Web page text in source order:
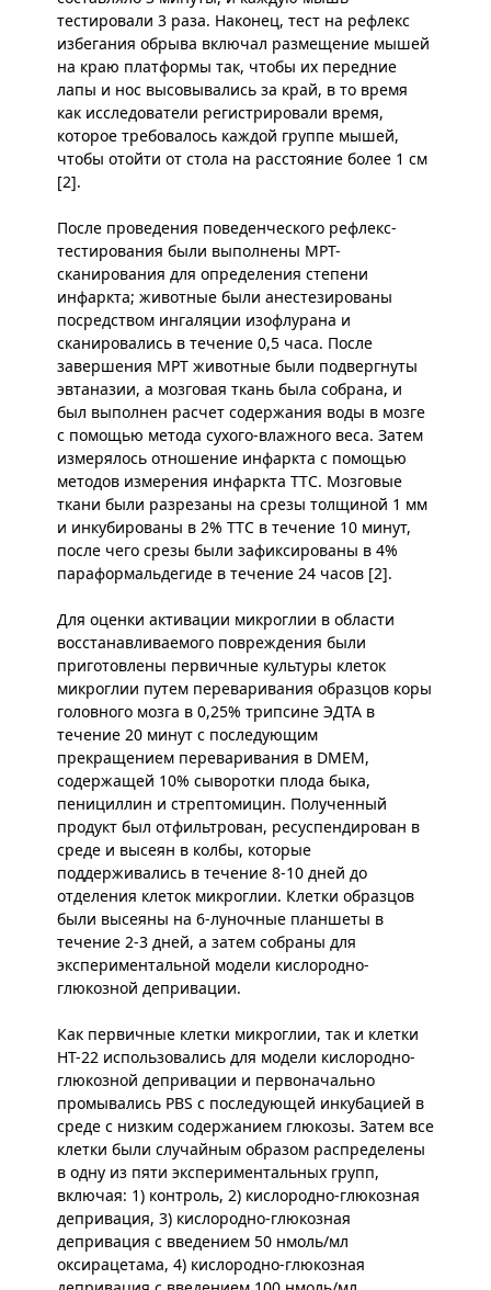
тестировали 3 раза. Наконец, тест на рефлекс
избегания обрыва включал размещение мышей
на краю платформы так, чтобы их передние
лапы и нос высовывались за край, в то время
как исследователи регистрировали время,
которое требовалось каждой группе мышей,
чтобы отойти от стола на расстояние более 1 см
[2].
После проведения поведенческого рефлекс-
тестирования были выполнены МРТ-
сканирования для определения степени
инфаркта; животные были анестезированы
посредством ингаляции изофлурана и
сканировались в течение 0,5 часа. После
завершения МРТ животные были подвергнуты
эвтаназии, а мозговая ткань была собрана, и
был выполнен расчет содержания воды в мозге
с помощью метода сухого-влажного веса. Затем
измерялось отношение инфаркта с помощью
методов измерения инфаркта TTC. Мозговые
ткани были разрезаны на срезы толщиной 1 мм
и инкубированы в 2% TTC в течение 10 минут,
после чего срезы были зафиксированы в 4%
параформальдегиде в течение 24 часов [2].
Для оценки активации микроглии в области
восстанавливаемого повреждения были
приготовлены первичные культуры клеток
микроглии путем переваривания образцов коры
головного мозга в 0,25% трипсине ЭДТА в
течение 20 минут с последующим
прекращением переваривания в DMEM,
содержащей 10% сыворотки плода быка,
пенициллин и стрептомицин. Полученный
продукт был отфильтрован, ресуспендирован в
среде и высеян в колбы, которые
поддерживались в течение 8-10 дней до
отделения клеток микроглии. Клетки образцов
были высеяны на 6-луночные планшеты в
течение 2-3 дней, а затем собраны для
экспериментальной модели кислородно-
глюкозной депривации.
Как первичные клетки микроглии, так и клетки
HT-22 использовались для модели кислородно-
глюкозной депривации и первоначально
промывались PBS с последующей инкубацией в
среде с низким содержанием глюкозы. Затем все
клетки были случайным образом распределены
в одну из пяти экспериментальных групп,
включая: 1) контроль, 2) кислородно-глюкозная
депривация, 3) кислородно-глюкозная
депривация с введением 50 нмоль/мл
оксирацетама, 4) кислородно-глюкозная